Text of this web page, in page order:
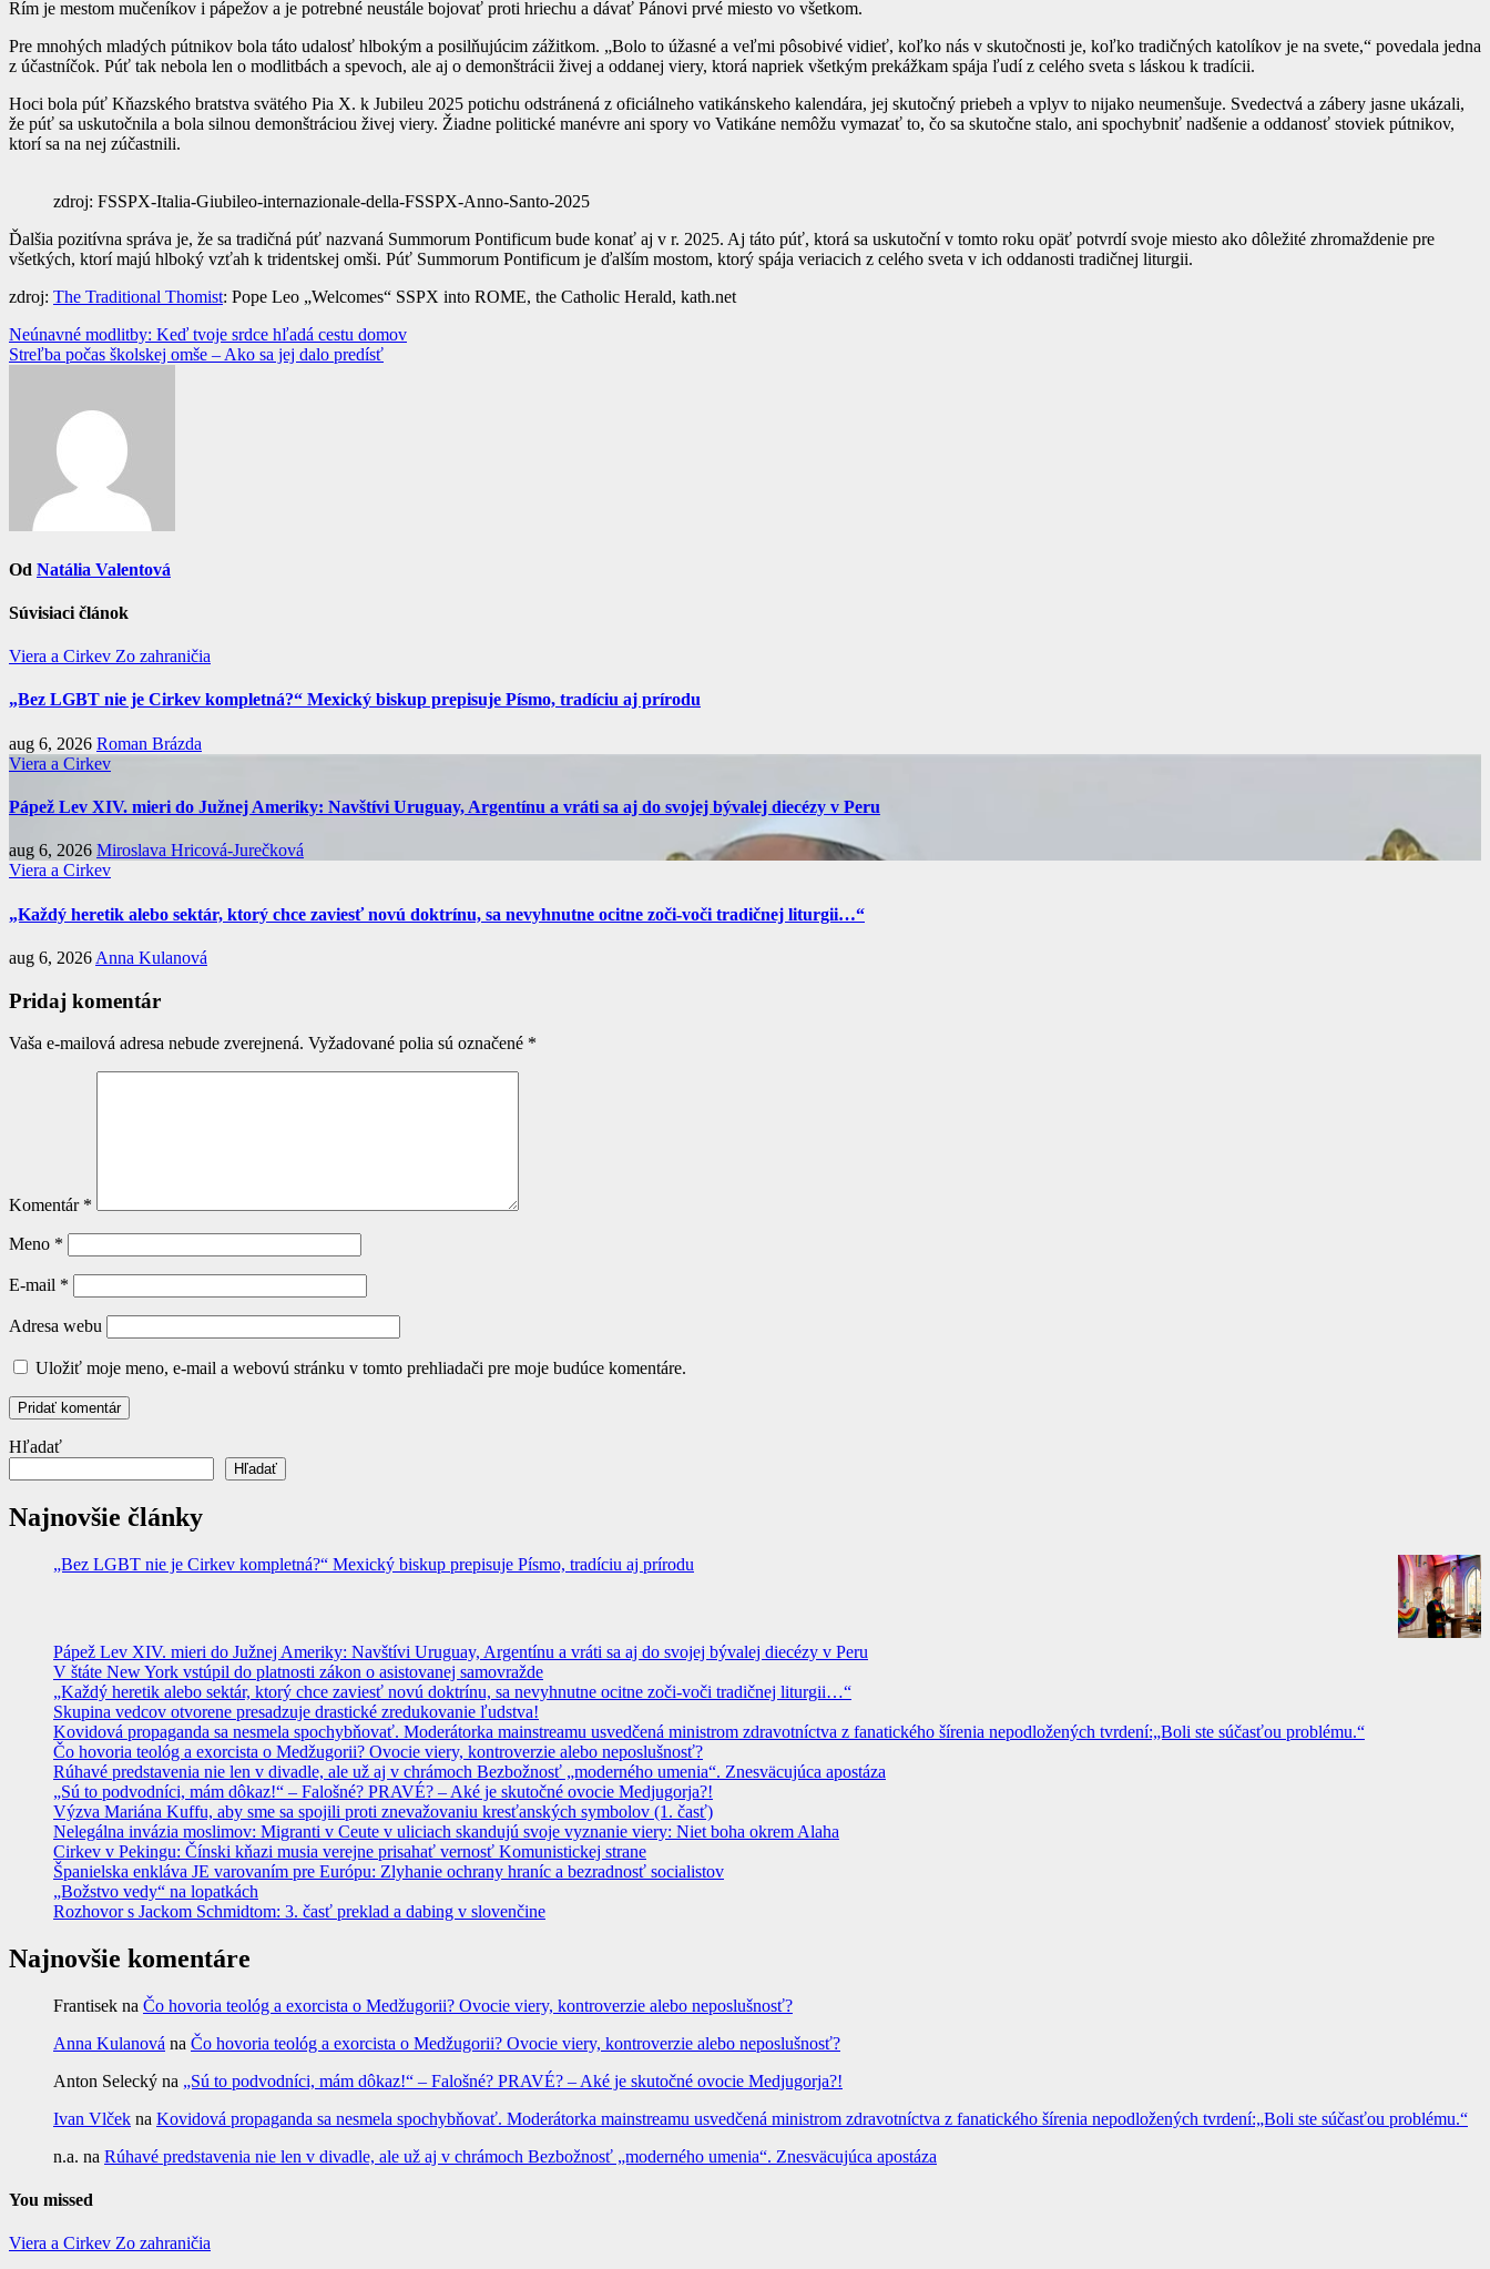
Rím je mestom mučeníkov i pápežov a je potrebné neustále bojovať proti hriechu a dávať Pánovi prvé miesto vo všetkom.
Pre mnohých mladých pútnikov bola táto udalosť hlbokým a posilňujúcim zážitkom. „Bolo to úžasné a veľmi pôsobivé vidieť, koľko nás v skutočnosti je, koľko tradičných katolíkov je na svete,“ povedala jedna
z účastníčok. Púť tak nebola len o modlitbách a spevoch, ale aj o demonštrácii živej a oddanej viery, ktorá napriek všetkým prekážkam spája ľudí z celého sveta s láskou k tradícii.
Hoci bola púť Kňazského bratstva svätého Pia X. k Jubileu 2025 potichu odstránená z oficiálneho vatikánskeho kalendára, jej skutočný priebeh a vplyv to nijako neumenšuje. Svedectvá a zábery jasne ukázali,
že púť sa uskutočnila a bola silnou demonštráciou živej viery. Žiadne politické manévre ani spory vo Vatikáne nemôžu vymazať to, čo sa skutočne stalo, ani spochybniť nadšenie a oddanosť stoviek pútnikov,
ktorí sa na nej zúčastnili.
zdroj: FSSPX-Italia-Giubileo-internazionale-della-FSSPX-Anno-Santo-2025
Ďalšia pozitívna správa je, že sa tradičná púť nazvaná Summorum Pontificum bude konať aj v r. 2025. Aj táto púť, ktorá sa uskutoční v tomto roku opäť potvrdí svoje miesto ako dôležité zhromaždenie pre
všetkých, ktorí majú hlboký vzťah k tridentskej omši. Púť Summorum Pontificum je ďalším mostom, ktorý spája veriacich z celého sveta v ich oddanosti tradičnej liturgii.
zdroj: The Traditional Thomist: Pope Leo „Welcomes“ SSPX into ROME, the Catholic Herald, kath.net
Navigácia
v
Neúnavné modlitby: Keď tvoje srdce hľadá cestu domov
Streľba počas školskej omše – Ako sa jej dalo predísť
Od Natália Valentová
Súvisiaci článok
Viera a Cirkev Zo zahraničia
„Bez LGBT nie je Cirkev kompletná?“ Mexický biskup prepisuje Písmo, tradíciu aj prírodu
aug 6, 2026 Roman Brázda
Viera a Cirkev
Pápež Lev XIV. mieri do Južnej Ameriky: Navštívi Uruguay, Argentínu a vráti sa aj do svojej bývalej diecézy v Peru
aug 6, 2026 Miroslava Hricová-Jurečková
Viera a Cirkev
„Každý heretik alebo sektár, ktorý chce zaviesť novú doktrínu, sa nevyhnutne ocitne zoči-voči tradičnej liturgii…“
aug 6, 2026 Anna Kulanová
Pridaj komentár
Vaša e-mailová adresa nebude zverejnená. Vyžadované polia sú označené *
Komentár *
Meno *
E-mail *
Adresa webu
Uložiť moje meno, e-mail a webovú stránku v tomto prehliadači pre moje budúce komentáre.
Hľadať
Hľadať
Najnovšie články
„Bez LGBT nie je Cirkev kompletná?“ Mexický biskup prepisuje Písmo, tradíciu aj prírodu
Pápež Lev XIV. mieri do Južnej Ameriky: Navštívi Uruguay, Argentínu a vráti sa aj do svojej bývalej diecézy v Peru
V štáte New York vstúpil do platnosti zákon o asistovanej samovražde
„Každý heretik alebo sektár, ktorý chce zaviesť novú doktrínu, sa nevyhnutne ocitne zoči-voči tradičnej liturgii…“
Skupina vedcov otvorene presadzuje drastické zredukovanie ľudstva!
Kovidová propaganda sa nesmela spochybňovať. Moderátorka mainstreamu usvedčená ministrom zdravotníctva z fanatického šírenia nepodložených tvrdení:„Boli ste súčasťou problému.“
Čo hovoria teológ a exorcista o Medžugorii? Ovocie viery, kontroverzie alebo neposlušnosť?
Rúhavé predstavenia nie len v divadle, ale už aj v chrámoch Bezbožnosť „moderného umenia“. Znesväcujúca apostáza
„Sú to podvodníci, mám dôkaz!“ – Falošné? PRAVÉ? – Aké je skutočné ovocie Medjugorja?!
Výzva Mariána Kuffu, aby sme sa spojili proti znevažovaniu kresťanských symbolov (1. časť)
Nelegálna invázia moslimov: Migranti v Ceute v uliciach skandujú svoje vyznanie viery: Niet boha okrem Alaha
Cirkev v Pekingu: Čínski kňazi musia verejne prisahať vernosť Komunistickej strane
Španielska enkláva JE varovaním pre Európu: Zlyhanie ochrany hraníc a bezradnosť socialistov
„Božstvo vedy“ na lopatkách
Rozhovor s Jackom Schmidtom: 3. časť preklad a dabing v slovenčine
Najnovšie komentáre
Frantisek na Čo hovoria teológ a exorcista o Medžugorii? Ovocie viery, kontroverzie alebo neposlušnosť?
Anna Kulanová na Čo hovoria teológ a exorcista o Medžugorii? Ovocie viery, kontroverzie alebo neposlušnosť?
Anton Selecký na „Sú to podvodníci, mám dôkaz!“ – Falošné? PRAVÉ? – Aké je skutočné ovocie Medjugorja?!
Ivan Vlček na Kovidová propaganda sa nesmela spochybňovať. Moderátorka mainstreamu usvedčená ministrom zdravotníctva z fanatického šírenia nepodložených tvrdení:„Boli ste súčasťou problému.“
n.a. na Rúhavé predstavenia nie len v divadle, ale už aj v chrámoch Bezbožnosť „moderného umenia“. Znesväcujúca apostáza
You missed
Viera a Cirkev Zo zahraničia